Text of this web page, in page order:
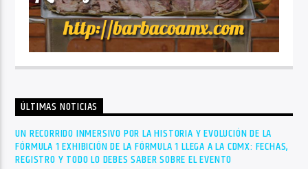
ÚLTIMAS NOTICIAS
UN RECORRIDO INMERSIVO POR LA HISTORIA Y EVOLUCIÓN DE LA
FÓRMULA 1 EXHIBICIÓN DE LA FÓRMULA 1 LLEGA A LA CDMX: FECHAS,
REGISTRO Y TODO LO DEBES SABER SOBRE EL EVENTO